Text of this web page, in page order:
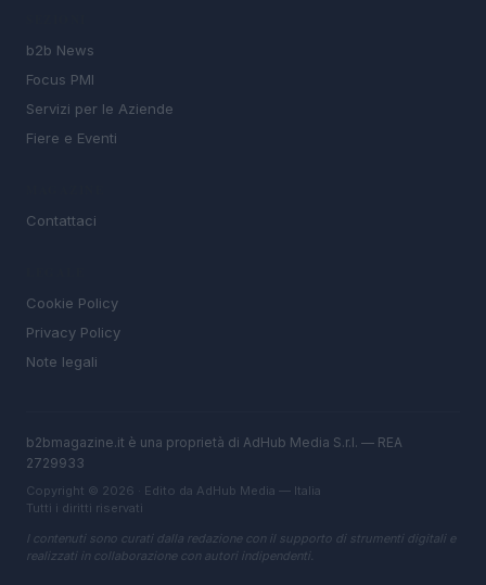
b2b News
Focus PMI
Servizi per le Aziende
Fiere e Eventi
Contattaci
Cookie Policy
Privacy Policy
Note legali
b2bmagazine.it è una proprietà di AdHub Media S.r.l. — REA
2729933
Copyright © 2026 · Edito da AdHub Media — Italia
Tutti i diritti riservati
I contenuti sono curati dalla redazione con il supporto di strumenti digitali e
realizzati in collaborazione con autori indipendenti.